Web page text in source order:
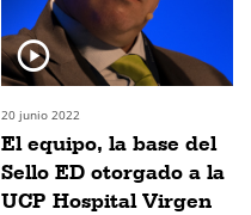
20 junio 2022
El equipo, la base del
Sello ED otorgado a la
UCP Hospital Virgen